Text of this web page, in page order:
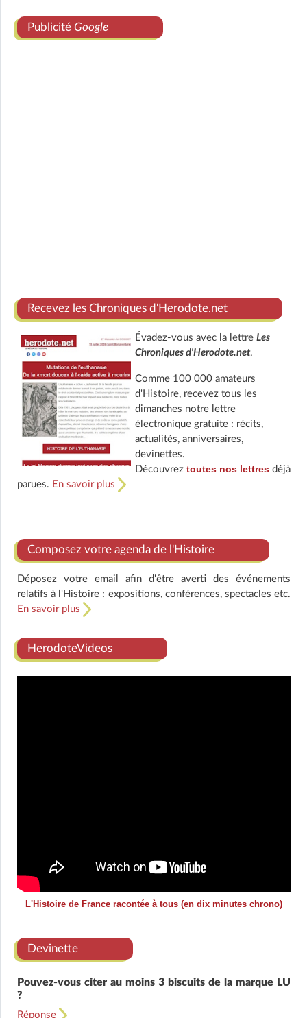
Publicité Google
Recevez les Chroniques d'Herodote.net
Évadez-vous avec la lettre Les
Chroniques d'Herodote.net.
Comme 100 000 amateurs
d'Histoire, recevez tous les
dimanches notre lettre
électronique gratuite : récits,
actualités, anniversaires,
devinettes.
Découvrez toutes nos lettresdéjà
parues. En savoir plus
Composez votre agenda de l'Histoire
Déposez votre email afin d'être averti des événements
relatifs à l'Histoire : expositions, conférences, spectacles etc.
En savoir plus
HerodoteVideos
L'Histoire de France racontée à tous (en dix minutes chrono)
Devinette
Pouvez-vous citer au moins 3 biscuits de la marque LU
?
Réponse